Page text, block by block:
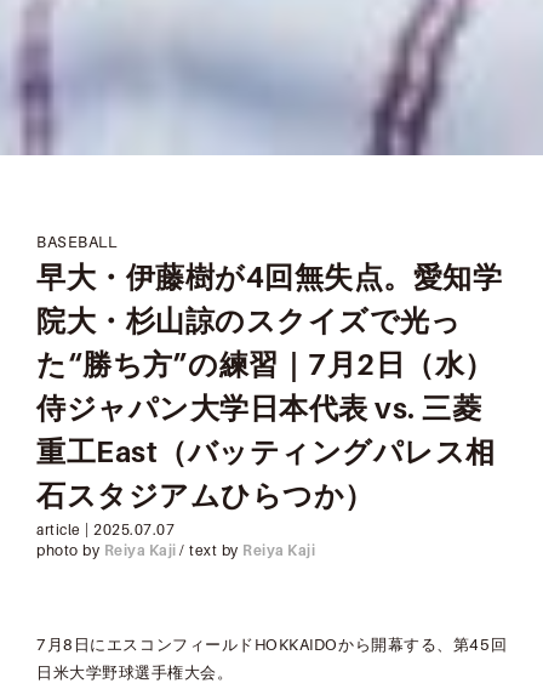
BASEBALL
早大・伊藤樹が4回無失点。愛知学
院大・杉山諒のスクイズで光っ
た“勝ち方”の練習｜7月2日（水）
侍ジャパン大学日本代表 vs. 三菱
重工East（バッティングパレス相
石スタジアムひらつか）
article | 2025.07.07
photo by Reiya Kaji / text by Reiya Kaji
7月8日にエスコンフィールドHOKKAIDOから開幕する、第45回
日米大学野球選手権大会。